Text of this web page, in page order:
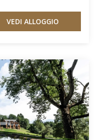
VEDI ALLOGGIO